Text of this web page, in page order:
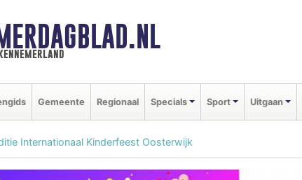
Gemeente Regionaal Specials Sport Uitgaan
Internationaal Kinderfeest Oosterwijk